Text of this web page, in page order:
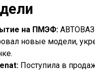
на ПМЭФ:АВТОВАЗ
новые модели,
Поступила в